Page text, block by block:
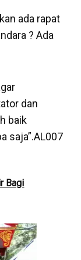
ada rapat
? Ada
dan
baik
saja”.AL007
Bagi